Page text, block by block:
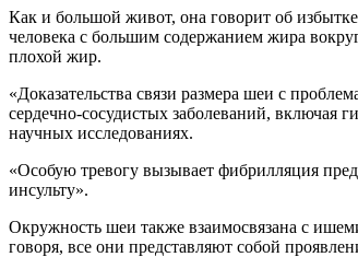
Как и большой живот, она говорит об
человека с большим содержанием жира
плохой жир.
«Доказательства связи размера шеи с
сердечно-сосудистых заболеваний,
научных исследованиях.
«Особую тревогу вызывает фибрилляция
инсульту».
Окружность шеи также взаимосвязана с
говоря, все они представляют собой